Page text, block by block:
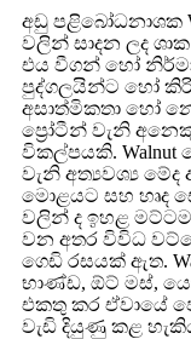
අඩු පළිබෝධනාශක
වලින් සාදන ලද
එය වීගන් හෝ
පුද්ගලයින්ට හෝ
අසාත්මිකතා හෝ
ප්‍රෝටීන් වැනි
විකල්පයකි. Walnut
වැනි අත්‍යවශ්‍ය
මොළයට සහ හෘද
වලින් ද ඉහළ
වන අතර විවිධ
ගෙඩි රසයක් ඇත.
භාණ්ඩ, ඕට් මස්,
එකතු කර ඒවායේ
වැඩි දියුණු කළ